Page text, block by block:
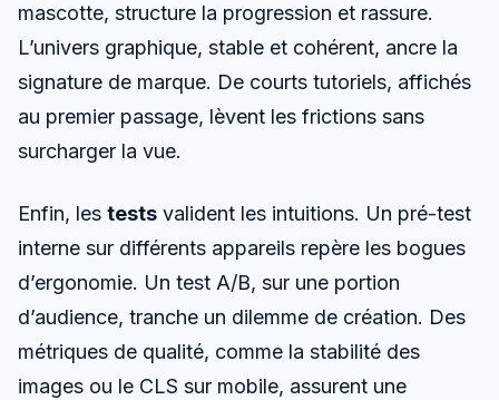
mascotte, structure la progression et rassure.
L’univers graphique, stable et cohérent, ancre la
signature de marque. De courts tutoriels, affichés
au premier passage, lèvent les frictions sans
surcharger la vue.
Enfin, les tests valident les intuitions. Un pré-test
interne sur différents appareils repère les bogues
d’ergonomie. Un test A/B, sur une portion
d’audience, tranche un dilemme de création. Des
métriques de qualité, comme la stabilité des
images ou le CLS sur mobile, assurent une